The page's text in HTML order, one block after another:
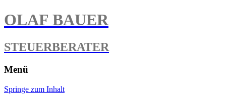
OLAF BAUER
STEUERBERATER
Menü
Springe zum Inhalt